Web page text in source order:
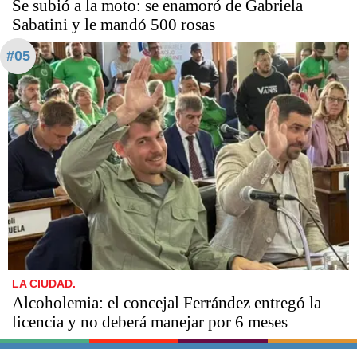
Se subió a la moto: se enamoró de Gabriela
Sabatini y le mandó 500 rosas
#05
LA CIUDAD.
Alcoholemia: el concejal Ferrández entregó la
licencia y no deberá manejar por 6 meses